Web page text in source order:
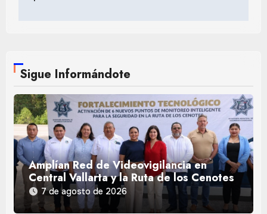
Sigue Informándote
Amplían Red de Videovigilancia en
Central Vallarta y la Ruta de los Cenotes
7 de agosto de 2026